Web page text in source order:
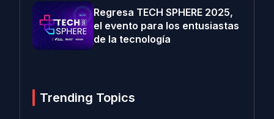
Regresa TECH SPHERE 2025,
el evento para los entusiastas
de la tecnología
Trending Topics